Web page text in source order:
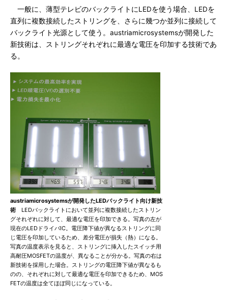
一般に、薄型テレビのバックライトにLEDを使う場合、LEDを
直列に複数接続したストリングを、さらに幾つか並列に接続して
バックライト光源として使う。austriamicrosystemsが開発した
新技術は、ストリングそれぞれに最適な電圧を印加する技術であ
る。
austriamicrosystemsが開発したLEDバックライト向け新技
術 LEDバックライトにおいて並列に複数接続したストリン
グそれぞれに対して、最適な電圧を印加できる。写真の左が
現在のLEDドライバIC。電圧降下値が異なるストリングに同
じ電圧を印加しているため、差分電圧が損失（熱）になる。
写真の温度表示を見ると、ストリングに挿入したスイッチ用
高耐圧MOSFETの温度が、異なることが分かる。写真の右は
新技術を採用した場合。ストリングの電圧降下値が異なるも
のの、それぞれに対して最適な電圧を印加できるため、MOS
FETの温度は全てほぼ同じになっている。